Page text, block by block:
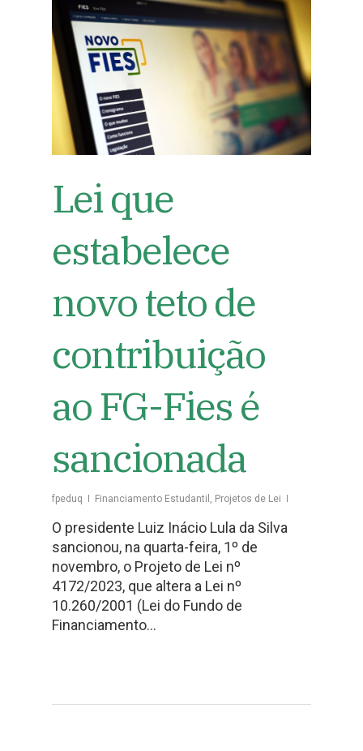
Lei que
estabelece
novo teto de
contribuição
ao FG-Fies é
sancionada
fpeduq Financiamento Estudantil Projetos de Lei
O presidente Luiz Inácio Lula da Silva
sancionou, na quarta-feira, 1º de
novembro, o Projeto de Lei nº
4172/2023, que altera a Lei nº
10.260/2001 (Lei do Fundo de
Financiamento…